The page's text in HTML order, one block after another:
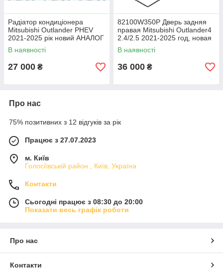
Радіатор кондиціонера
Mitsubishi Outlander PHEV
2021-2025 рік новий АНАЛОГ
7812A466
В наявності
27 000 ₴
82100W350P Дверь задняя
правая Мitsubishi Оutlander4
2.4/2.5 2021-2025 год, новая
оригинал
В наявності
36 000 ₴
Про нас
75% позитивних з 12 відгуків за рік
Працює з 27.07.2023
м. Київ
Голосіївській район , Київ, Україна
Контакти
Сьогодні працює з 08:30 до 20:00
Показати весь графік роботи
Про нас
Контакти